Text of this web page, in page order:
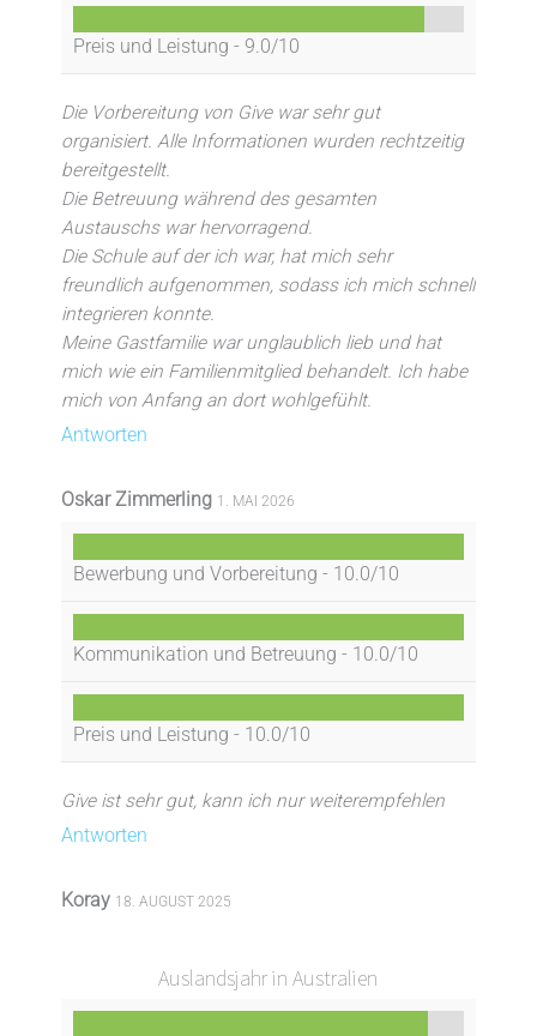
Preis und Leistung - 9.0/10
Die Vorbereitung von Give war sehr gut
organisiert. Alle Informationen wurden rechtzeitig
bereitgestellt.
Die Betreuung während des gesamten
Austauschs war hervorragend.
Die Schule auf der ich war, hat mich sehr
freundlich aufgenommen, sodass ich mich schnell
integrieren konnte.
Meine Gastfamilie war unglaublich lieb und hat
mich wie ein Familienmitglied behandelt. Ich habe
mich von Anfang an dort wohlgefühlt.
Antworten
Oskar Zimmerling 1. MAI 2026
Bewerbung und Vorbereitung - 10.0/10
Kommunikation und Betreuung - 10.0/10
Preis und Leistung - 10.0/10
Give ist sehr gut, kann ich nur weiterempfehlen
Antworten
Koray 18. AUGUST 2025
Auslandsjahr in Australien